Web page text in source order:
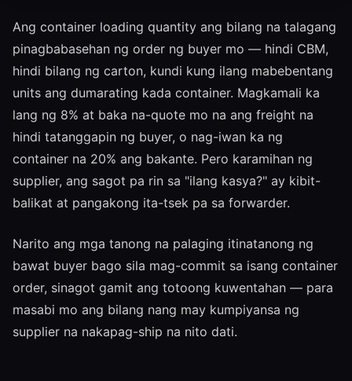
Ang container loading quantity ang bilang na talagang
pinagbabasehan ng order ng buyer mo — hindi CBM,
hindi bilang ng carton, kundi kung ilang mabebentang
units ang dumarating kada container. Magkamali ka
lang ng 8% at baka na-quote mo na ang freight na
hindi tatanggapin ng buyer, o nag-iwan ka ng
container na 20% ang bakante. Pero karamihan ng
supplier, ang sagot pa rin sa "ilang kasya?" ay kibit-
balikat at pangakong ita-tsek pa sa forwarder.
Narito ang mga tanong na palaging itinatanong ng
bawat buyer bago sila mag-commit sa isang container
order, sinagot gamit ang totoong kuwentahan — para
masabi mo ang bilang nang may kumpiyansa ng
supplier na nakapag-ship na nito dati.